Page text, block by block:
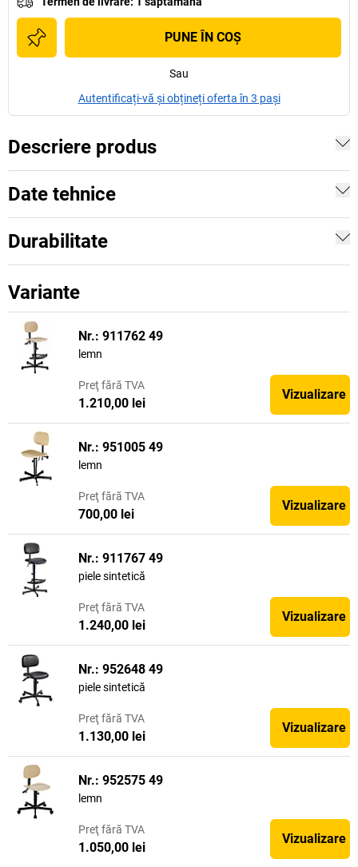
PUNE ÎN COŞ
Sau
Autentificați-vă și obțineți oferta în 3 pași
Descriere produs
Date tehnice
Durabilitate
Variante
Nr.: 911762 49
lemn
Preţ fără TVA
1.210,00 lei
Vizualizare
Nr.: 951005 49
lemn
Preţ fără TVA
700,00 lei
Vizualizare
Nr.: 911767 49
piele sintetică
Preţ fără TVA
1.240,00 lei
Vizualizare
Nr.: 952648 49
piele sintetică
Preţ fără TVA
1.130,00 lei
Vizualizare
Nr.: 952575 49
lemn
Preţ fără TVA
1.050,00 lei
Vizualizare